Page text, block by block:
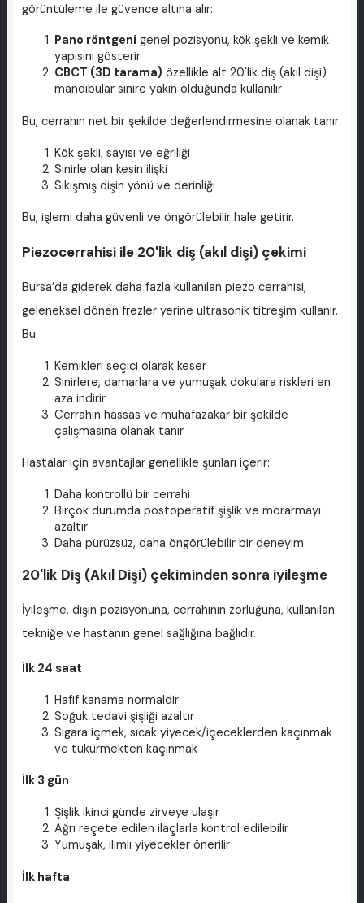
görüntüleme ile güvence altına alır:
Pano röntgeni genel pozisyonu, kök şekli ve kemik
yapısını gösterir
CBCT (3D tarama) özellikle alt 20'lik diş (akıl dişi)
mandibular sinire yakın olduğunda kullanılır
Bu, cerrahın net bir şekilde değerlendirmesine olanak tanır:
Kök şekli, sayısı ve eğriliği
Sinirle olan kesin ilişki
Sıkışmış dişin yönü ve derinliği
Bu, işlemi daha güvenli ve öngörülebilir hale getirir.
Piezocerrahisi ile 20'lik diş (akıl dişi) çekimi
Bursa’da giderek daha fazla kullanılan piezo cerrahisi,
geleneksel dönen frezler yerine ultrasonik titreşim kullanır.
Bu:
Kemikleri seçici olarak keser
Sinirlere, damarlara ve yumuşak dokulara riskleri en
aza indirir
Cerrahın hassas ve muhafazakar bir şekilde
çalışmasına olanak tanır
Hastalar için avantajlar genellikle şunları içerir:
Daha kontrollü bir cerrahi
Birçok durumda postoperatif şişlik ve morarmayı
azaltır
Daha pürüzsüz, daha öngörülebilir bir deneyim
20'lik Diş (Akıl Dişi) çekiminden sonra iyileşme
İyileşme, dişin pozisyonuna, cerrahinin zorluğuna, kullanılan
tekniğe ve hastanın genel sağlığına bağlıdır.
İlk 24 saat
Hafif kanama normaldir
Soğuk tedavi şişliği azaltır
Sigara içmek, sıcak yiyecek/içeceklerden kaçınmak
ve tükürmekten kaçınmak
İlk 3 gün
Şişlik ikinci günde zirveye ulaşır
Ağrı reçete edilen ilaçlarla kontrol edilebilir
Yumuşak, ılımlı yiyecekler önerilir
İlk hafta